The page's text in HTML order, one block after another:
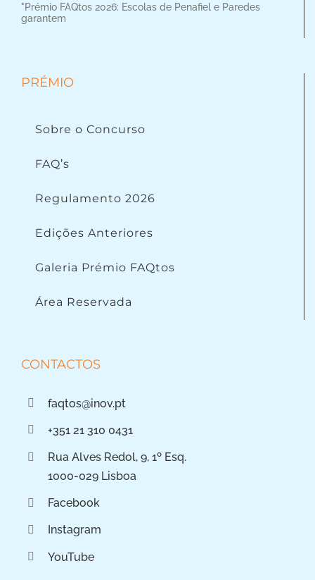
"Prémio FAQtos 2026: Escolas de Penafiel e Paredes
garantem
PRÉMIO
Sobre o Concurso
FAQ’s
Regulamento 2026
Edições Anteriores
Galeria Prémio FAQtos
Área Reservada
CONTACTOS
faqtos@inov.pt
+351 21 310 0431
Rua Alves Redol, 9, 1º Esq.
1000-029 Lisboa
Facebook
Instagram
YouTube